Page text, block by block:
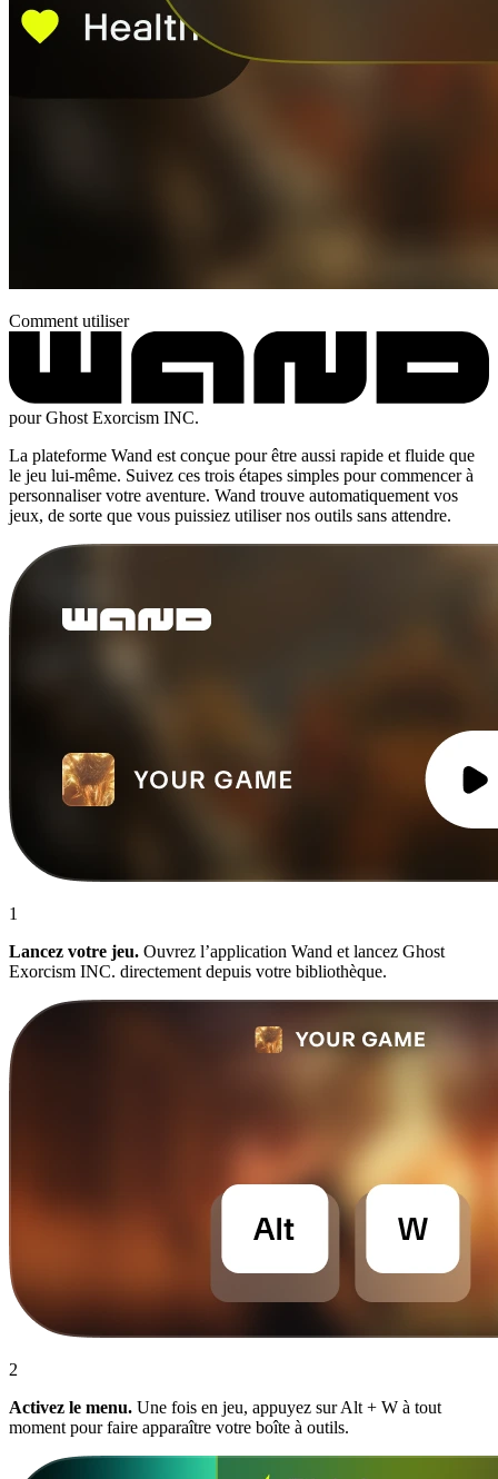
Comment utiliser
pour Ghost Exorcism INC.
La plateforme Wand est conçue pour être aussi rapide et fluide que
le jeu lui-même. Suivez ces trois étapes simples pour commencer à
personnaliser votre aventure. Wand trouve automatiquement vos
jeux, de sorte que vous puissiez utiliser nos outils sans attendre.
1
Lancez votre jeu. Ouvrez l’application Wand et lancez Ghost
Exorcism INC. directement depuis votre bibliothèque.
2
Activez le menu. Une fois en jeu, appuyez sur Alt + W à tout
moment pour faire apparaître votre boîte à outils.